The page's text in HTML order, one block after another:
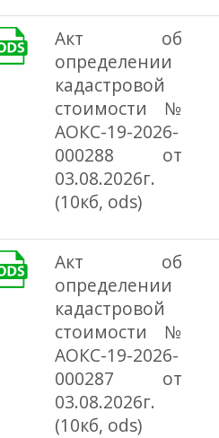
Акт об
определении
кадастровой
стоимости №
АОКС-19-2026-
000288 от
03.08.2026г.
(10кб, ods)
Акт об
определении
кадастровой
стоимости №
АОКС-19-2026-
000287 от
03.08.2026г.
(10кб, ods)